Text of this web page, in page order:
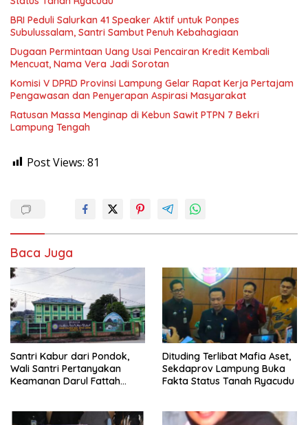
BRI Peduli Salurkan 41 Speaker Aktif untuk Ponpes
Subulussalam, Santri Sambut Penuh Kebahagiaan
Dugaan Permintaan Uang Usai Pencairan Kredit Kembali
Mencuat, Nama Vera Jadi Sorotan
Komisi V DPRD Provinsi Lampung Gelar Rapat Kerja Pertajam
Pengawasan dan Penyerapan Aspirasi Masyarakat
Ratusan Massa Menginap di Kebun Sawit PTPN 7 Bekri
Lampung Tengah
Post Views: 81
Baca Juga
Santri Kabur dari Pondok,
Wali Santri Pertanyakan
Keamanan Darul Fattah
Dituding Terlibat Mafia Aset,
Sekdaprov Lampung Buka
Fakta Status Tanah Ryacudu